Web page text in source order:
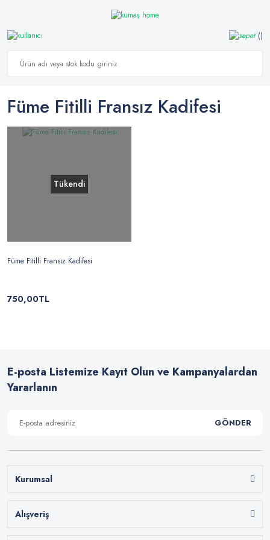
Füme Fitilli Fransız Kadifesi
Tükendi
Füme Fitilli Fransız Kadifesi
750,00TL
E-posta Listemize Kayıt Olun ve Kampanyalardan
Yararlanın
GÖNDER
Kurumsal
Alışveriş